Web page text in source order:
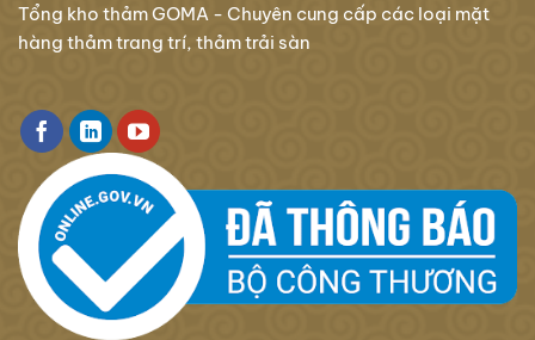
Tổng kho thảm GOMA - Chuyên cung cấp các loại mặt
hàng thảm trang trí, thảm trải sàn